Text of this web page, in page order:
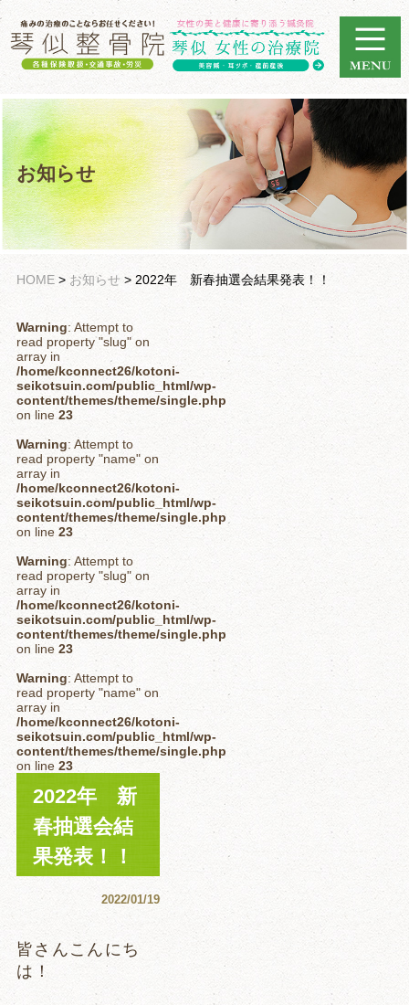
お知らせ
HOME> お知らせ > 2022年 新春抽選会結果発表！！
Warning: Attempt to
read property "slug" on
array in
/home/kconnect26/kotoni-
seikotsuin.com/public_html/wp-
content/themes/theme/single.php
on line 23
Warning: Attempt to
read property "name" on
array in
/home/kconnect26/kotoni-
seikotsuin.com/public_html/wp-
content/themes/theme/single.php
on line 23
Warning: Attempt to
read property "slug" on
array in
/home/kconnect26/kotoni-
seikotsuin.com/public_html/wp-
content/themes/theme/single.php
on line 23
Warning: Attempt to
read property "name" on
array in
/home/kconnect26/kotoni-
seikotsuin.com/public_html/wp-
content/themes/theme/single.php
on line 23
2022年 新
春抽選会結
果発表！！
2022/01/19
皆さんこんにち
は！